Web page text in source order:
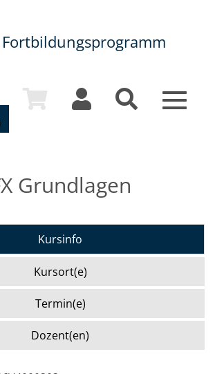
Fortbildungsprogramm
Toggle
Grundlagen
Kursinfo
Kursort(e)
Termin(e)
Dozent(en)